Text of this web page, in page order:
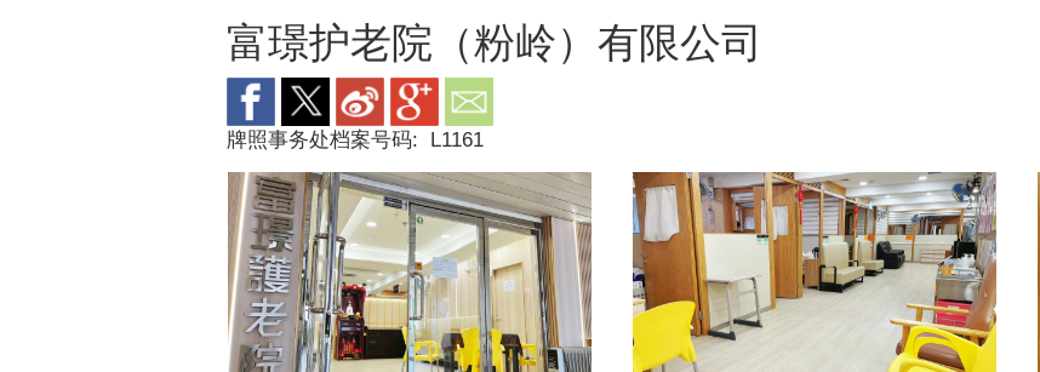
Breadcrumb
富璟护老院（粉岭）有限公司
牌照事务处档案号码: L1161